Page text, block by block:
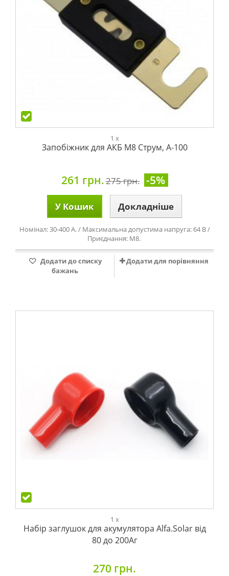
1 x
Запобіжник для АКБ М8 Струм, А-100
261 грн.275 грн. -5%
У Кошик Докладніше
Номінал: 30-400 А. / Максимальна допустима напруга: 64 В /
Приєднання: М8.
Додати до списку
бажань
Додати для порівняння
1 x
Набір заглушок для акумулятора Alfa.Solar від
80 до 200Аг
270 грн.